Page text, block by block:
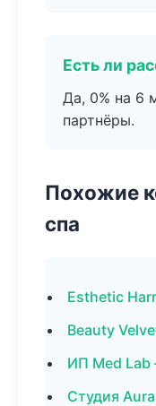
Есть ли
Да, 0% на 6
партнёры.
Похожие
спа
Esthetic
Beauty
ИП Med
Студия